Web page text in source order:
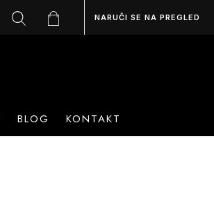
NARUČI SE NA PREGLED
BLOG KONTAKT